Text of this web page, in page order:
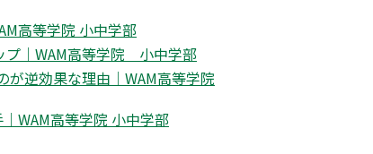
高等学院 小中学部
プ｜WAM高等学院 小中学部
逆効果な理由｜WAM高等学院
WAM高等学院 小中学部